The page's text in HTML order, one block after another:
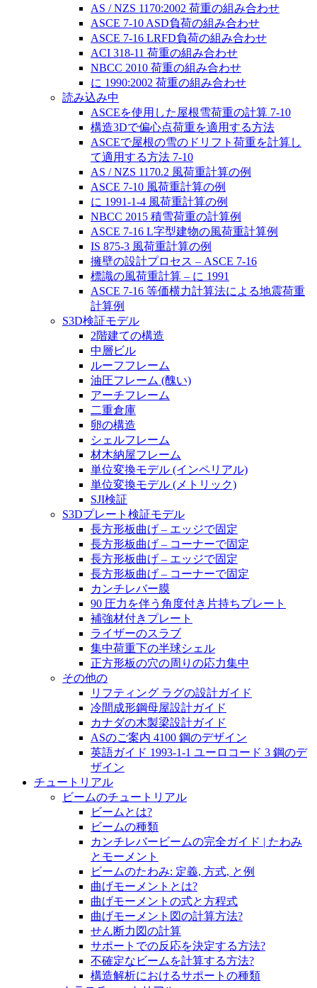
AS / NZS 1170:2002 荷重の組み合わせ
ASCE 7-10 ASD負荷の組み合わせ
ASCE 7-16 LRFD負荷の組み合わせ
ACI 318-11 荷重の組み合わせ
NBCC 2010 荷重の組み合わせ
に 1990:2002 荷重の組み合わせ
読み込み中
ASCEを使用した屋根雪荷重の計算 7-10
構造3Dで偏心点荷重を適用する方法
ASCEで屋根の雪のドリフト荷重を計算し
て適用する方法 7-10
AS / NZS 1170.2 風荷重計算の例
ASCE 7-10 風荷重計算の例
に 1991-1-4 風荷重計算の例
NBCC 2015 積雪荷重の計算例
ASCE 7-16 L字型建物の風荷重計算例
IS 875-3 風荷重計算の例
擁壁の設計プロセス – ASCE 7-16
標識の風荷重計算 – に 1991
ASCE 7-16 等価横力計算法による地震荷重
計算例
S3D検証モデル
2階建ての構造
中層ビル
ルーフフレーム
油圧フレーム (醜い)
アーチフレーム
二重倉庫
卵の構造
シェルフレーム
材木納屋フレーム
単位変換モデル (インペリアル)
単位変換モデル (メトリック)
SJI検証
S3Dプレート検証モデル
長方形板曲げ – エッジで固定
長方形板曲げ – コーナーで固定
長方形板曲げ – エッジで固定
長方形板曲げ – コーナーで固定
カンチレバー膜
90 圧力を伴う角度付き片持ちプレート
補強材付きプレート
ライザーのスラブ
集中荷重下の半球シェル
正方形板の穴の周りの応力集中
その他の
リフティング ラグの設計ガイド
冷間成形鋼母屋設計ガイド
カナダの木製梁設計ガイド
ASのご案内 4100 鋼のデザイン
英語ガイド 1993-1-1 ユーロコード 3 鋼のデ
ザイン
チュートリアル
ビームのチュートリアル
ビームとは?
ビームの種類
カンチレバービームの完全ガイド | たわみ
とモーメント
ビームのたわみ: 定義, 方式, と例
曲げモーメントとは?
曲げモーメントの式と方程式
曲げモーメント図の計算方法?
せん断力図の計算
サポートでの反応を決定する方法?
不確定なビームを計算する方法?
構造解析におけるサポートの種類